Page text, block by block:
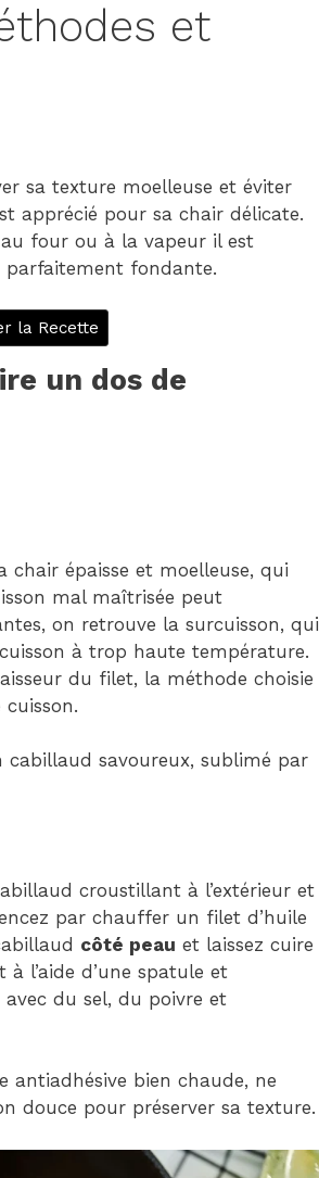
et
sa texture moelleuse et éviter
apprécié pour sa chair délicate.
four ou à la vapeur il est
parfaitement fondante.
la Recette
un dos de
épaisse et moelleuse, qui
mal maîtrisée peut
on retrouve la surcuisson, qui
à trop haute température.
du filet, la méthode choisie
cabillaud savoureux, sublimé par
croustillant à l’extérieur et
par chauffer un filet d’huile
côté peau et laissez cuire
l’aide d’une spatule et
avec du sel, du poivre et
antiadhésive bien chaude, ne
douce pour préserver sa texture.